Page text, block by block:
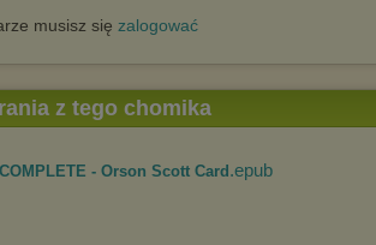
musisz się zalogować
z tego chomika
- Orson Scott Card .epub